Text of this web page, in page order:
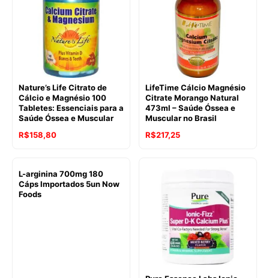
Nature’s Life Citrato de
Cálcio e Magnésio 100
Tabletes: Essenciais para a
Saúde Óssea e Muscular
R$158,80
LifeTime Cálcio Magnésio
Citrate Morango Natural
473ml – Saúde Óssea e
Muscular no Brasil
R$217,25
L-arginina 700mg 180
Cáps Importados 5un Now
Foods